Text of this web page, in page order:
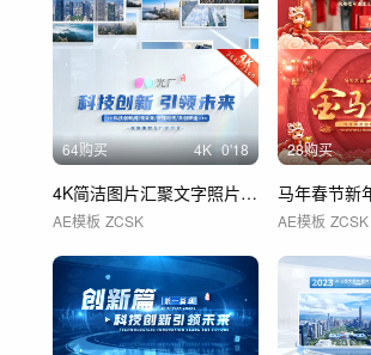
64购买 4K 0'18
4K简洁图片汇聚文字照片汇聚logo02
AE模板 ZCSK
28购买
AE模板 ZCSK